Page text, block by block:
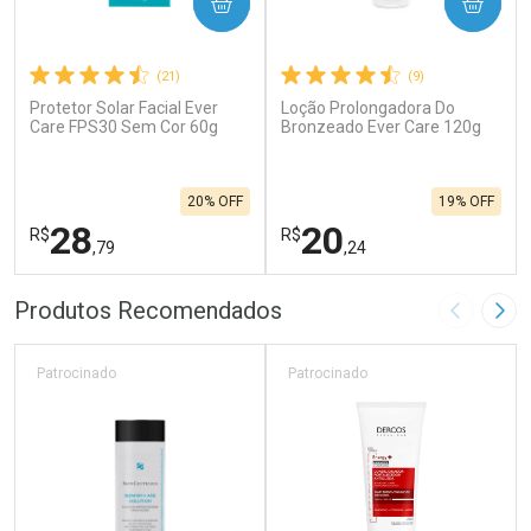
(21)
Protetor Solar Facial Ever
Care FPS30 Sem Cor 60g
R$28,79
20% OFF
FECHAR
Laboratório
FECHAR
Por Menos
(9)
Loção Prolongadora Do
Bronzeado Ever Care 120g
R$20,24
19% OFF
Laboratório
Por Menos
Produtos Recomendados Imagem
Patrocinado Patrocinado